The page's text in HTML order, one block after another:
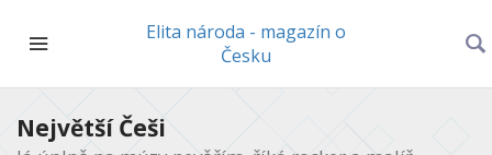
Elita národa - magazín o
Česku
Největší Češi